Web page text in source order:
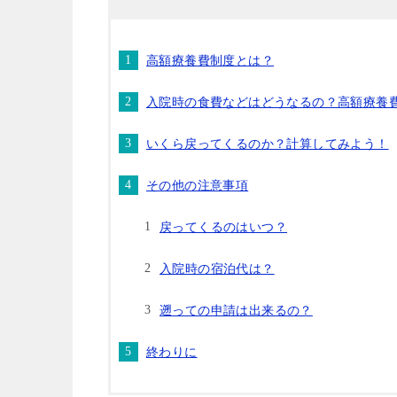
高額療養費制度とは？
入院時の食費などはどうなるの？高額療養
いくら戻ってくるのか？計算してみよう！
その他の注意事項
戻ってくるのはいつ？
入院時の宿泊代は？
遡っての申請は出来るの？
終わりに